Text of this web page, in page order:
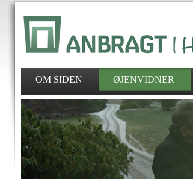
OM SIDEN ØJENVIDNER